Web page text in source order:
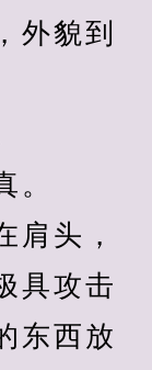
外貌到
头，
具攻击
东西放